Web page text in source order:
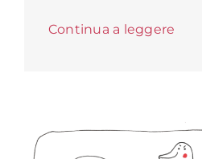
Continua a leggere